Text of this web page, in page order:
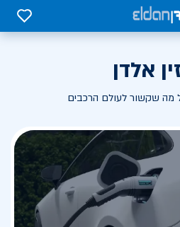
0
אלדן
מה שקשור לעולם הרכבים